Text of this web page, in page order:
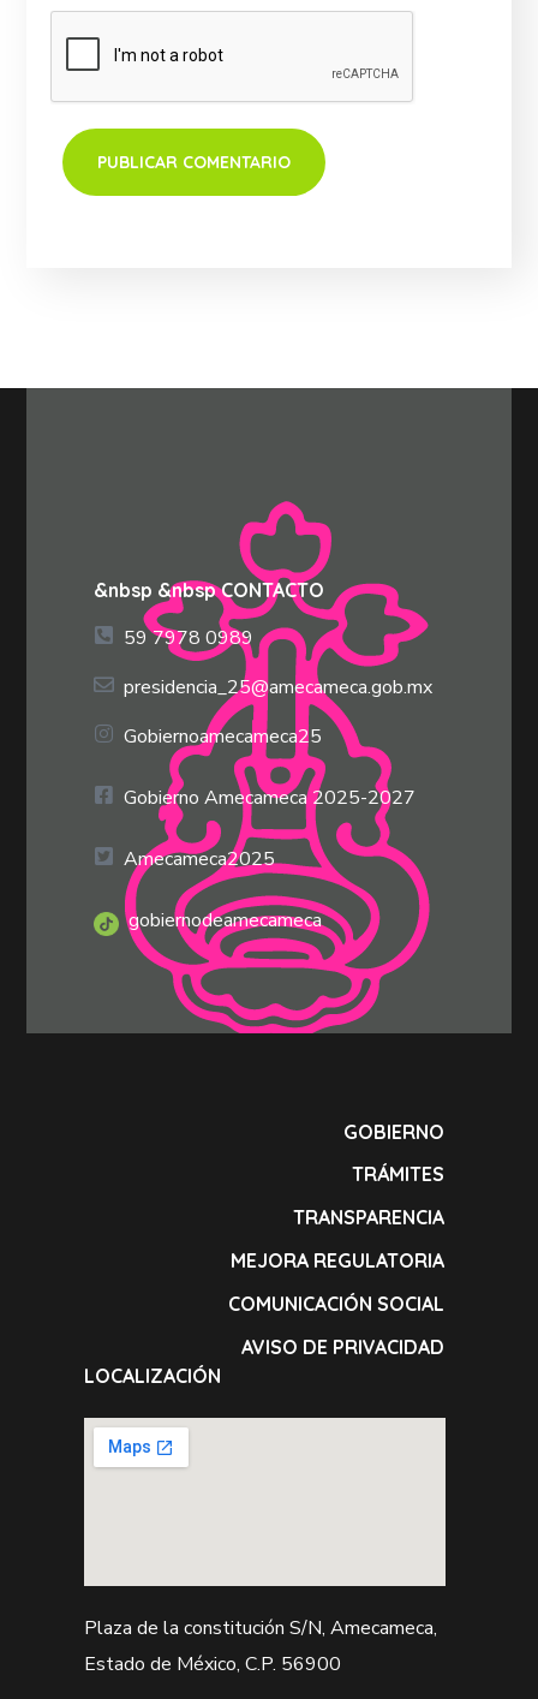
&nbsp &nbsp CONTACTO
59 7978 0989
presidencia_25@amecameca.gob.mx
Gobiernoamecameca25
Gobierno Amecameca 2025-2027
Amecameca2025
gobiernodeamecameca
GOBIERNO
TRÁMITES
TRANSPARENCIA
MEJORA REGULATORIA
COMUNICACIÓN SOCIAL
AVISO DE PRIVACIDAD
LOCALIZACIÓN
Plaza de la constitución S/N, Amecameca,
Estado de México, C.P. 56900